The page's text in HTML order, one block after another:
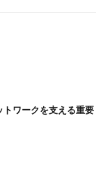
トワークを支える重要